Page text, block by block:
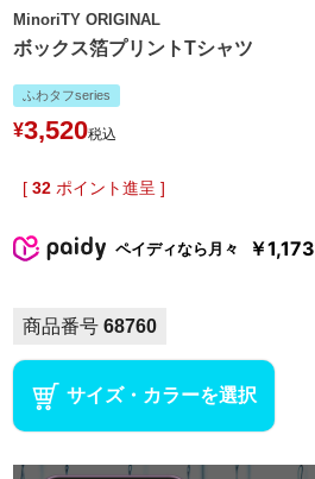
MinoriTY ORIGINAL
ボックス箔プリントTシャツ
ふわタフseries
¥3,520税込
[ 32 ポイント進呈 ]
ペイディなら月々 ￥1,173
商品番号 68760
サイズ・カラーを選択